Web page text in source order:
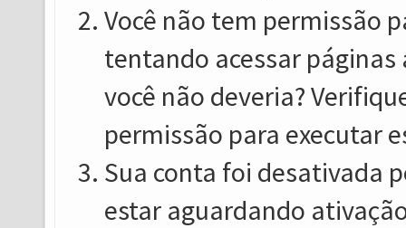
Você não tem permissão
tentando acessar
você não deveria?
permissão para executar
Sua conta foi desativada
estar aguardando